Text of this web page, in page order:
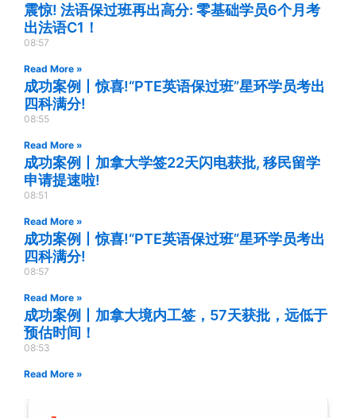
震惊! 法语保过班再出高分: 零基础学员6个月考
出法语C1！
08:57
Read More »
成功案例丨惊喜!“PTE英语保过班”星环学员考出
四科满分!
08:55
Read More »
成功案例丨加拿大学签22天闪电获批, 移民留学
申请提速啦!
08:51
Read More »
成功案例丨惊喜!“PTE英语保过班”星环学员考出
四科满分!
08:57
Read More »
成功案例丨加拿大境内工签，57天获批，远低于
预估时间！
08:53
Read More »